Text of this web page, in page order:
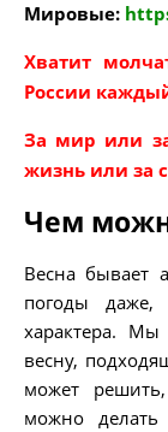
Мировые:
Хватит
России
За мир или
жизнь или за
Чем
Весна бывает
погоды даже,
характера. Мы
весну,
может
можно